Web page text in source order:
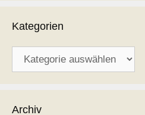
Kategorien
Archiv